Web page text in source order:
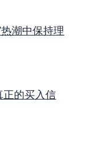
潮中保持理
正的买入信